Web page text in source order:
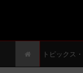
トピックス